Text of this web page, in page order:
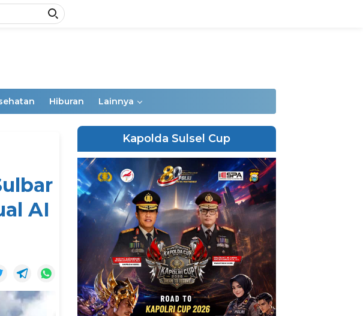
Hiburan Lainnya
AI
Kapolda Sulsel Cup